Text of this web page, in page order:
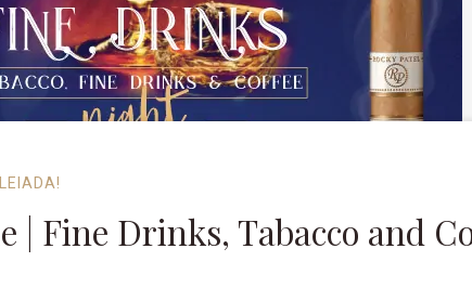
| Fine Drinks, Tabacco and